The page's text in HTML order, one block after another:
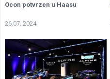
Ocon potvrzen u Haasu
26.07. 2024